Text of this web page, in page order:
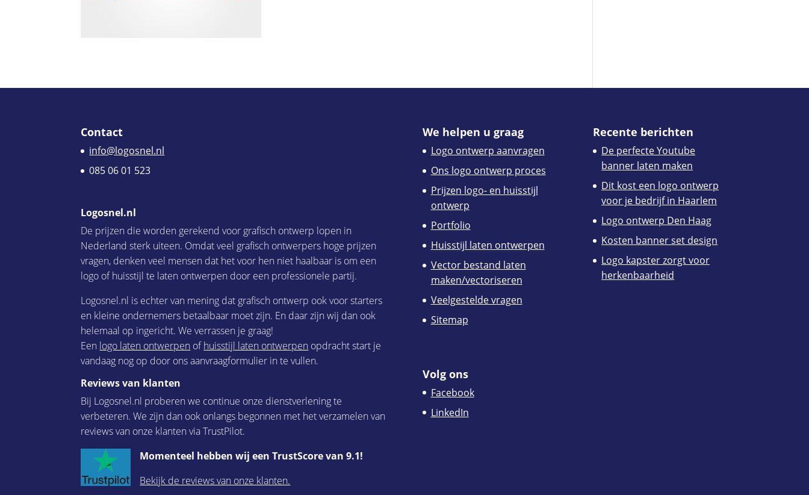
Contact
info@logosnel.nl
085 06 01 523
Logosnel.nl
De prijzen die worden gerekend voor grafisch ontwerp lopen in
Nederland sterk uiteen. Omdat veel grafisch ontwerpers hoge prijzen
vragen, denken veel mensen dat het voor hen niet haalbaar is om een
logo of huisstijl te laten ontwerpen door een professionele partij.
Logosnel.nl is echter van mening dat grafisch ontwerp ook voor starters
en kleine ondernemers betaalbaar moet zijn. En daar zijn wij dan ook
helemaal op ingericht. We verrassen je graag!
Een logo laten ontwerpen ofhuisstijl laten ontwerpen opdracht start je
vandaag nog op door ons aanvraagformulier in te vullen.
Reviews van klanten
Bij Logosnel.nl proberen we continue onze dienstverlening te
verbeteren. We zijn dan ook onlangs begonnen met het verzamelen van
reviews van onze klanten via TrustPilot.
Momenteel hebben wij een TrustScore van 9.1!
Bekijk de reviews van onze klanten.
We helpen u graag
Logo ontwerp aanvragen
Ons logo ontwerp proces
Prijzen logo- en huisstijl
ontwerp
Portfolio
Huisstijl laten ontwerpen
Vector bestand laten
maken/vectoriseren
Veelgestelde vragen
Sitemap
Volg ons
Facebook
LinkedIn
Recente berichten
De perfecte Youtube
banner laten maken
Dit kost een logo ontwerp
voor je bedrijf in Haarlem
Logo ontwerp Den Haag
Kosten banner set design
Logo kapster zorgt voor
herkenbaarheid